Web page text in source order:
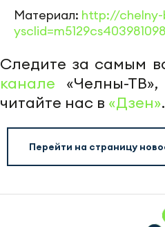
Материал: http://
Следите за самым
канале «Челны-ТВ»,
читайте нас в «Дзен».
Перейти на страницу